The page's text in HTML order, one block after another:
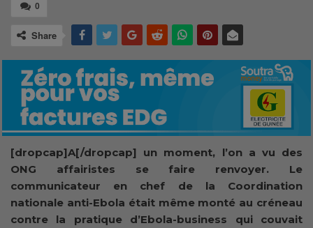
0
Share
[dropcap]A[/dropcap] un moment, l’on a vu des
ONG affairistes se faire renvoyer. Le
communicateur en chef de la Coordination
nationale anti-Ebola était même monté au créneau
contre la pratique d’Ebola-business qui couvait